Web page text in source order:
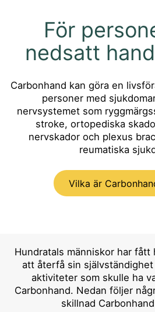
För
nedsatt
Carbonhand kan göra en
personer med
nervsystemet som
stroke, ortopediska
nervskador och plexus
reumatiska
Vilka är
Hundratals människor har fått
att återfå sin
aktiviteter som skulle ha
Carbonhand. Nedan följer
skillnad